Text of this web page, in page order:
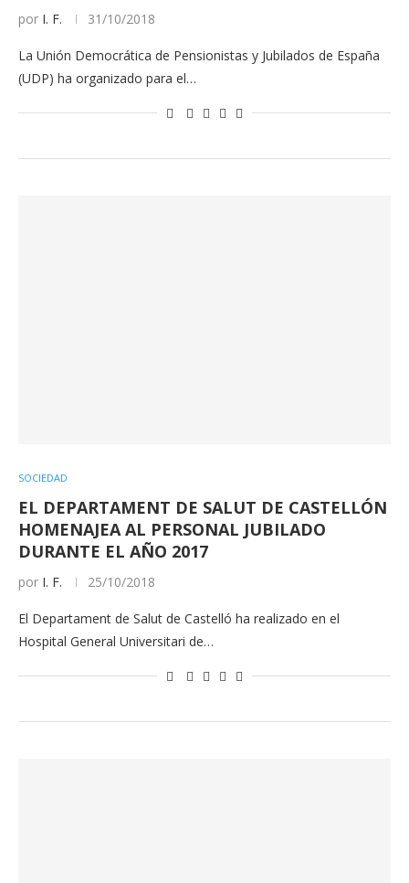
por I. F. 31/10/2018
La Unión Democrática de Pensionistas y Jubilados de España
(UDP) ha organizado para el…
SOCIEDAD
EL DEPARTAMENT DE SALUT DE CASTELLÓN
HOMENAJEA AL PERSONAL JUBILADO
DURANTE EL AÑO 2017
por I. F. 25/10/2018
El Departament de Salut de Castelló ha realizado en el
Hospital General Universitari de…